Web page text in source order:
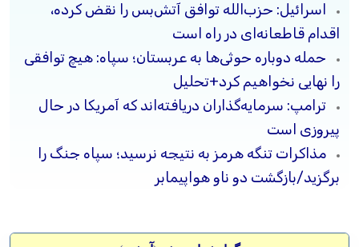
اسرائیل: حزب‌الله توافق آتش‌بس را نقض کرده،
اقدام قاطعانه‌ای در راه است
حمله دوباره حوثی‌ها به عربستان؛ سپاه: هیچ توافقی
را نهایی نخواهیم کرد+تحلیل
ترامپ: سرمایه‌گذاران دریافته‌اند که آمریکا در حال
پیروزی است
مذاکرات تنگه هرمز به نتیجه نرسید؛ سپاه جنگ را
برگزید/بازگشت دو ناو هواپیمابر